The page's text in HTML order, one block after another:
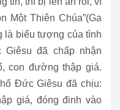
Một Thiên Chúa”(Ga
là biểu tượng của tình
đã chấp nhận
con đường thập giá.
Đức Giêsu đã chịu:
giá, đóng đinh vào